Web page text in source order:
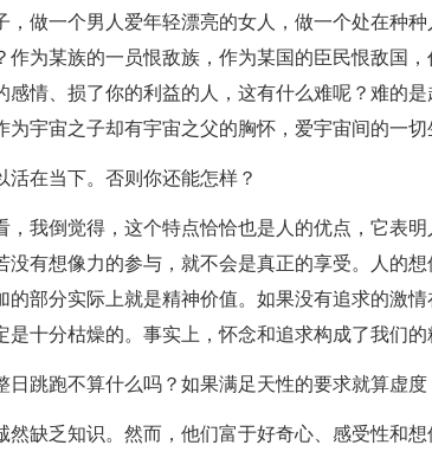
，做一个男人爱年轻漂亮的女人，做一个处在种
作为某族的一员恨敌族，作为某国的臣民恨敌国
感情、损了你的利益的人，这有什么难呢？难的
宇宙之子却有宇宙之父的胸怀，爱宇宙间的一切
活在当下。否则你还能怎样？
，我倒觉得，这个特点恰恰也是人的优点，它表
没有想像力的参与，就不会是真正的享受。人的
的部分实际上就是精神价值。如果没有追求的激
十分枯燥的。事实上，怀念和追求构成了我们的
日跳跑不算什么吗？如果满足天性的要求就算虚度
然缺乏知识。然而，他们富于好奇心、感受性和